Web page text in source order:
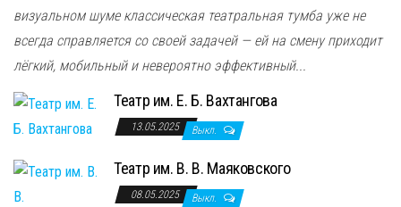
визуальном шуме классическая театральная тумба уже не
всегда справляется со своей задачей — ей на смену приходит
лёгкий, мобильный и невероятно эффективный...
Театр им. Е. Б. Вахтангова
13.05.2025 Выкл.
Театр им. В. В. Маяковского
08.05.2025 Выкл.